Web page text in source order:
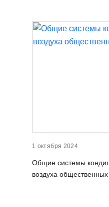
1 октября 2024
Общие системы
воздуха